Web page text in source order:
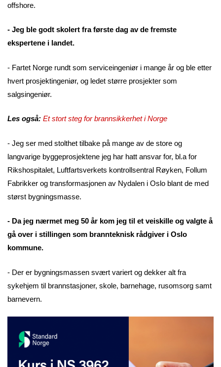
offshore.
- Jeg ble godt skolert fra første dag av de fremste
ekspertene i landet.
- Fartet Norge rundt som serviceingeniør i mange år og ble etter
hvert prosjektingeniør, og ledet større prosjekter som
salgsingeniør.
Les også: Et stort steg for brannsikkerhet i Norge
- Jeg ser med stolthet tilbake på mange av de store og
langvarige byggeprosjektene jeg har hatt ansvar for, bl.a for
Rikshospitalet, Luftfartsverkets kontrollsentral Røyken, Follum
Fabrikker og transformasjonen av Nydalen i Oslo blant de med
størst bygningsmasse.
- Da jeg nærmet meg 50 år kom jeg til et veiskille og valgte å
gå over i stillingen som brannteknisk rådgiver i Oslo
kommune.
- Der er bygningsmassen svært variert og dekker alt fra
sykehjem til brannstasjoner, skole, barnehage, rusomsorg samt
barnevern.